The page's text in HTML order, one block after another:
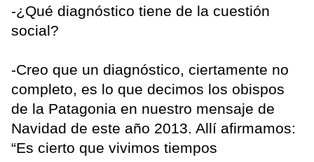
-¿Qué diagnóstico tiene de la cuestión
social?
-Creo que un diagnóstico, ciertamente no
completo, es lo que decimos los obispos
de la Patagonia en nuestro mensaje de
Navidad de este año 2013. Allí afirmamos:
“Es cierto que vivimos tiempos